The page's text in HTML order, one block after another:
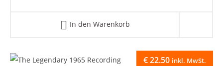
In den Warenkorb
€22.50 inkl. MwSt.